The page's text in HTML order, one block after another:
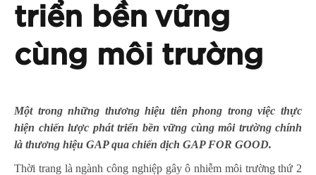
triển bền vững
cùng môi trường
Một trong những thương hiệu tiên phong trong việc thực
hiện chiến lược phát triển bền vững cùng môi trường chính
là thương hiệu GAP qua chiến dịch GAP FOR GOOD.
Thời trang là ngành công nghiệp gây ô nhiễm môi trường thứ 2